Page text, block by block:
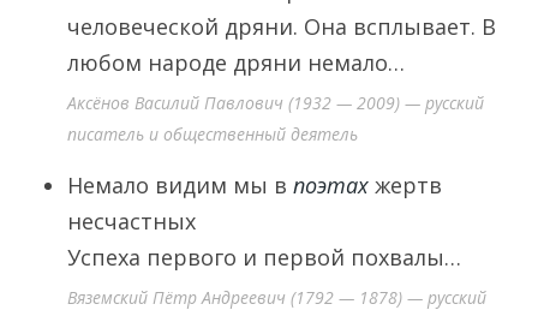
человеческой дряни. Она всплывает. В
любом народе дряни немало…
Аксёнов Василий Павлович (1932 — 2009) — русский
писатель и общественный деятель
Немало видим мы в поэтах жертв
несчастных
Успеха первого и первой похвалы…
Вяземский Пётр Андреевич (1792 — 1878) — русский